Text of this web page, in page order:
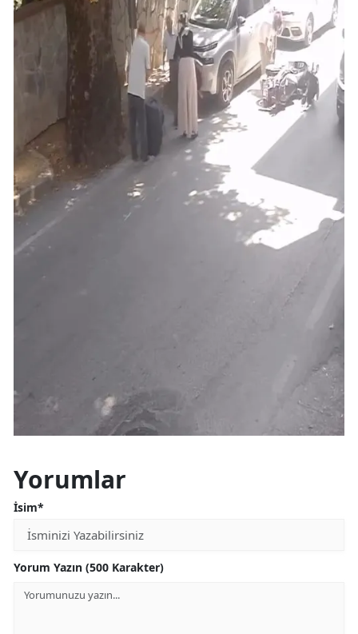
Yorumlar
İsim*
Yorum Yazın (500 Karakter)